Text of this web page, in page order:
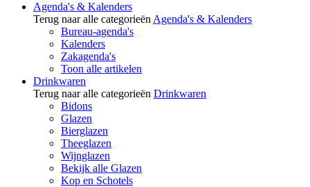
Agenda's & Kalenders
Terug naar alle categorieën Agenda's & Kalenders
Bureau-agenda's
Kalenders
Zakagenda's
Toon alle artikelen
Drinkwaren
Terug naar alle categorieën Drinkwaren
Bidons
Glazen
Bierglazen
Theeglazen
Wijnglazen
Bekijk alle Glazen
Kop en Schotels